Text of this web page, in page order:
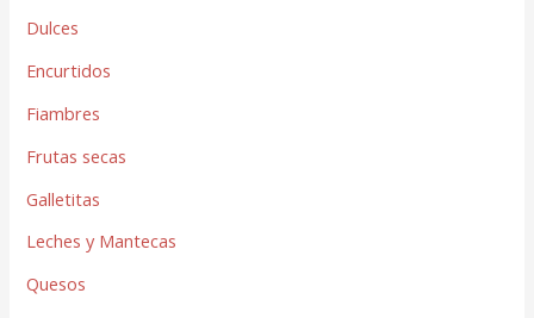
Dulces
Encurtidos
Fiambres
Frutas secas
Galletitas
Leches y Mantecas
Quesos